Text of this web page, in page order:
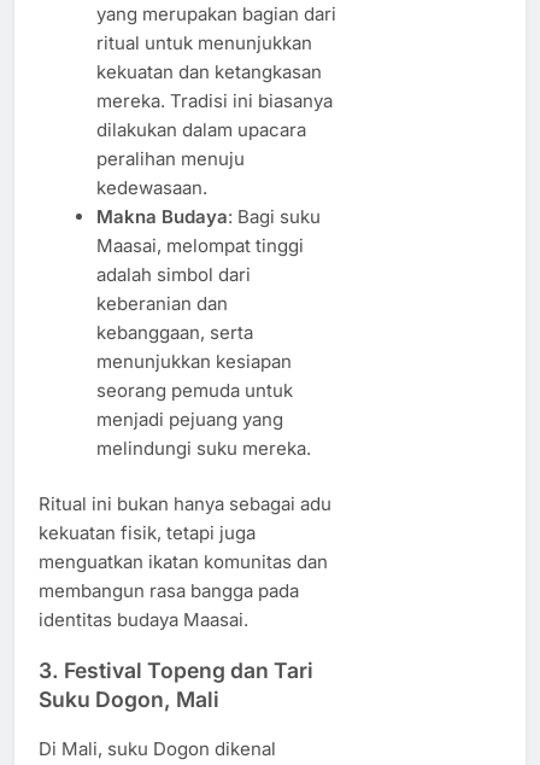
yang merupakan bagian dari
ritual untuk menunjukkan
kekuatan dan ketangkasan
mereka. Tradisi ini biasanya
dilakukan dalam upacara
peralihan menuju
kedewasaan.
Makna Budaya: Bagi suku
Maasai, melompat tinggi
adalah simbol dari
keberanian dan
kebanggaan, serta
menunjukkan kesiapan
seorang pemuda untuk
menjadi pejuang yang
melindungi suku mereka.
Ritual ini bukan hanya sebagai adu
kekuatan fisik, tetapi juga
menguatkan ikatan komunitas dan
membangun rasa bangga pada
identitas budaya Maasai.
3. Festival Topeng dan Tari
Suku Dogon, Mali
Di Mali, suku Dogon dikenal